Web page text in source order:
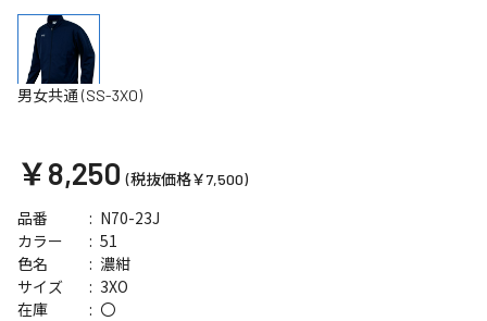
男女共通 (SS-3XO)
￥8,250 (税抜価格￥7,500)
品番 N70-23J
サイズ 3XO
カラー 51
在庫 〇
色名 濃紺